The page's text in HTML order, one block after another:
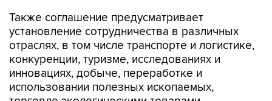
Также соглашение предусматривает
установление сотрудничества в различных
отраслях, в том числе транспорте и логистике,
конкуренции, туризме, исследованиях и
инновациях, добыче, переработке и
использовании полезных ископаемых,